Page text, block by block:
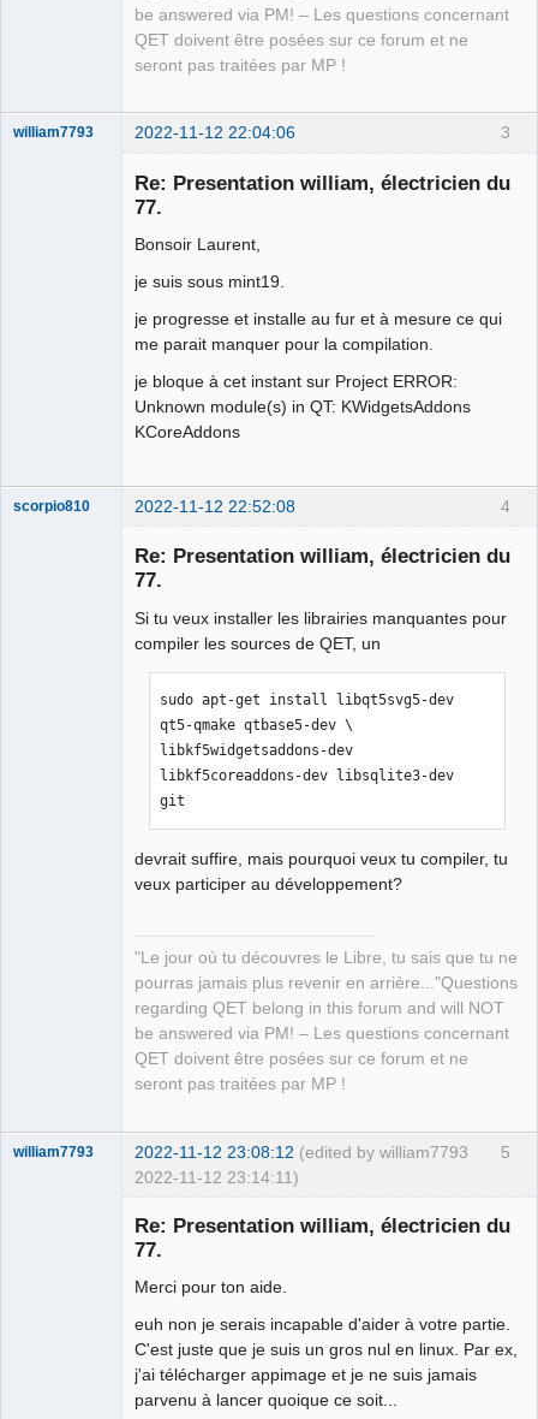
be answered via PM! – Les questions concernant
QET doivent être posées sur ce forum et ne
seront pas traitées par MP !
3
william7793 2022-11-12 22:04:06
Re: Presentation william, électricien du
77.
Bonsoir Laurent,
je suis sous mint19.
je progresse et installe au fur et à mesure ce qui
me parait manquer pour la compilation.
je bloque à cet instant sur Project ERROR:
Unknown module(s) in QT: KWidgetsAddons
KCoreAddons
4
scorpio810 2022-11-12 22:52:08
Re: Presentation william, électricien du
77.
Si tu veux installer les librairies manquantes pour
compiler les sources de QET, un
sudo apt-get install libqt5svg5-dev
qt5-qmake qtbase5-dev \
libkf5widgetsaddons-dev
libkf5coreaddons-dev libsqlite3-dev
git
devrait suffire, mais pourquoi veux tu compiler, tu
veux participer au développement?
"Le jour où tu découvres le Libre, tu sais que tu ne
pourras jamais plus revenir en arrière..."Questions
regarding QET belong in this forum and will NOT
be answered via PM! – Les questions concernant
QET doivent être posées sur ce forum et ne
seront pas traitées par MP !
5
william7793 2022-11-12 23:08:12 (edited by william7793
2022-11-12 23:14:11)
Re: Presentation william, électricien du
77.
Merci pour ton aide.
euh non je serais incapable d'aider à votre partie.
C'est juste que je suis un gros nul en linux. Par ex,
j'ai télécharger appimage et je ne suis jamais
parvenu à lancer quoique ce soit...